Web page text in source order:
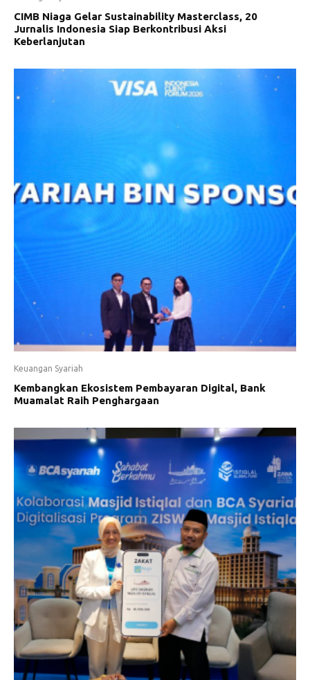
CIMB Niaga Gelar Sustainability Masterclass, 20
Jurnalis Indonesia Siap Berkontribusi Aksi
Keberlanjutan
Keuangan Syariah
Kembangkan Ekosistem Pembayaran Digital, Bank
Muamalat Raih Penghargaan